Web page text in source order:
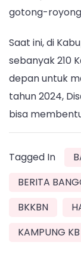
gotong-
Saat ini, di
sebanyak 210
depan untuk
tahun 2024,
bisa
Tagged In
BERITA
BKKBN
KAMPUNG KB